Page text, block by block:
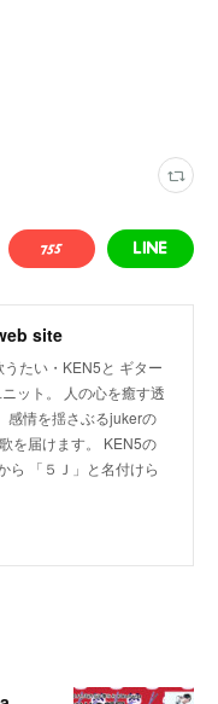
site
うたい・KEN5と ギター
ット。 人の心を癒す透
感情を揺さぶるjukerの
を届けます。 KEN5の
ら 「５Ｊ」と名付けら